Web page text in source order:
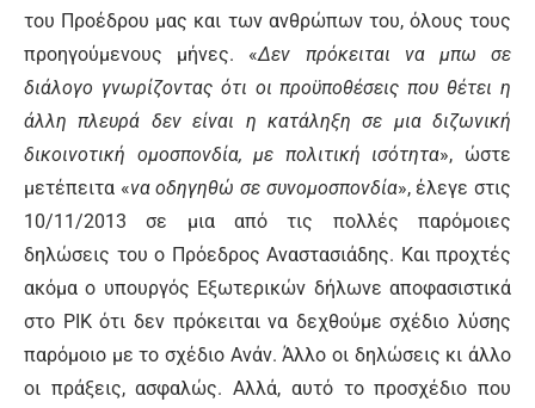
του Προέδρου μας και των ανθρώπων του, όλους τους
προηγούμενους μήνες. «Δεν πρόκειται να μπω σε
διάλογο γνωρίζοντας ότι οι προϋποθέσεις που θέτει η
άλλη πλευρά δεν είναι η κατάληξη σε μια διζωνική
δικοινοτική ομοσπονδία, με πολιτική ισότητα», ώστε
μετέπειτα «να οδηγηθώ σε συνομοσπονδία», έλεγε στις
10/11/2013 σε μια από τις πολλές παρόμοιες
δηλώσεις του ο Πρόεδρος Αναστασιάδης. Και προχτές
ακόμα ο υπουργός Εξωτερικών δήλωνε αποφασιστικά
στο ΡΙΚ ότι δεν πρόκειται να δεχθούμε σχέδιο λύσης
παρόμοιο με το σχέδιο Ανάν. Άλλο οι δηλώσεις κι άλλο
οι πράξεις, ασφαλώς. Αλλά, αυτό το προσχέδιο που